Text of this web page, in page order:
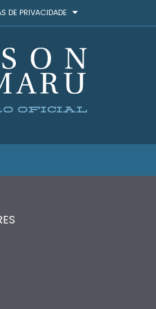
DE PRIVACIDADE